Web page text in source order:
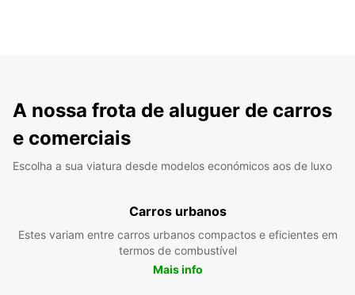
A nossa frota de aluguer de carros
e comerciais
Escolha a sua viatura desde modelos económicos aos de luxo
Carros urbanos
Estes variam entre carros urbanos compactos e eficientes em
termos de combustível
Mais info